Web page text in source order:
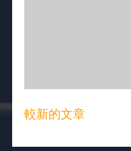
較新的文章